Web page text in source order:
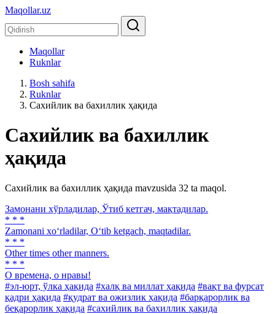
Maqollar.uz
Maqollar
Ruknlar
Bosh sahifa
Ruknlar
Сахийлик ва бахиллик ҳақида
Сахийлик ва бахиллик
ҳақида
Сахийлик ва бахиллик ҳақида mavzusida 32 ta maqol.
Замонани хўрладилар, Ўтиб кетгач, мақтадилар.
* * *
Zamonani xo‘rladilar, O‘tib ketgach, maqtadilar.
* * *
Other times other manners.
* * *
О времена, о нравы!
#эл-юрт, ўлка ҳақида #халқ ва миллат ҳақида #вақт ва фурсат
қадри ҳақида #қудрат ва ожизлик ҳақида #барқарорлик ва
беқарорлик ҳақида #сахийлик ва бахиллик ҳақида